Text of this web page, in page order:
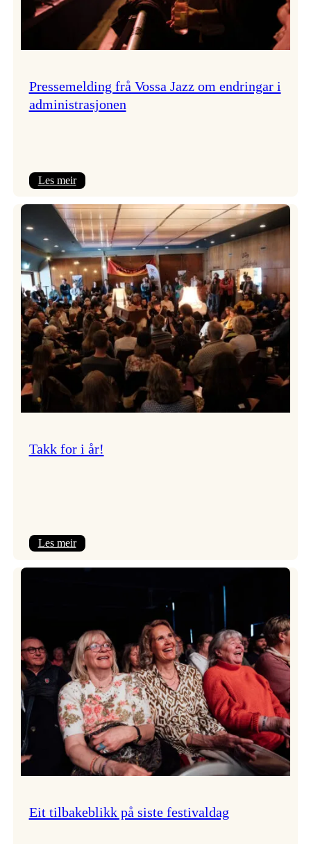
Pressemelding frå Vossa Jazz om endringar i
administrasjonen
Les meir:
frå
Vossa
Jazz
om
endringar
i
administrasjonen
Takk for i år!
Les meir:
Eit tilbakeblikk på siste festivaldag